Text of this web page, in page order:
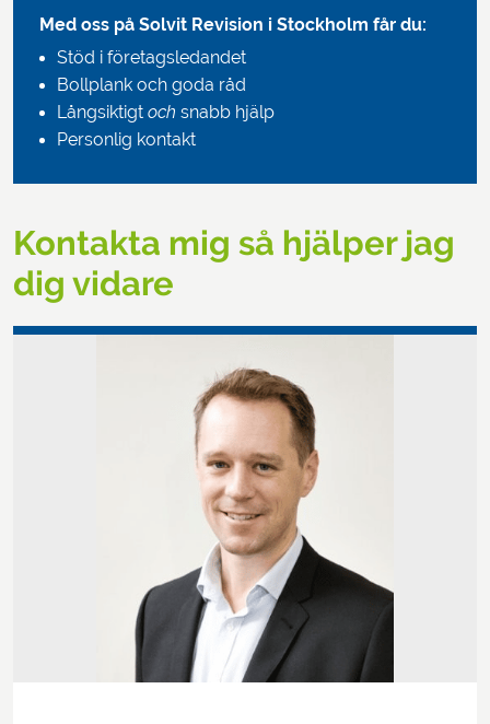
Med oss på Solvit Revision i Stockholm får du:
Stöd i företagsledandet
Bollplank och goda råd
Långsiktigt och snabb hjälp
Personlig kontakt
Kontakta mig så hjälper jag
dig vidare